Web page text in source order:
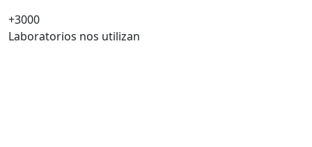
+3000
Laboratorios nos utilizan